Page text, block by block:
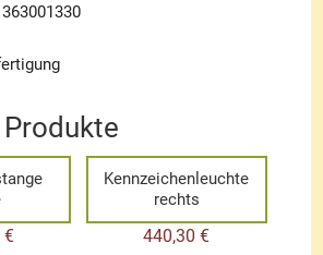
€
Kennzeichenleuchte
rechts
440,30€